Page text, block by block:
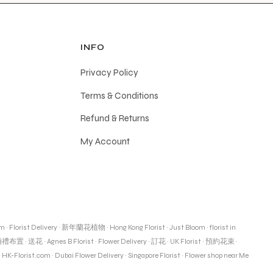
INFO
Privacy Policy
Terms & Conditions
Refund & Returns
My Account
· Florist Delivery · 新年蘭花植物 · Hong Kong Florist · Just Bloom · florist in
布置 · 送花 · Agnes B Florist · Flower Delivery · 訂花 · UK Florist · 預約花束 ·
HK-Florist.com · Dubai Flower Delivery · Singapore Florist · Flower shop near Me